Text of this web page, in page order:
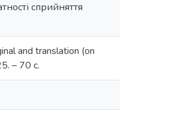
сприйняття
and translation (on
– 70 с.